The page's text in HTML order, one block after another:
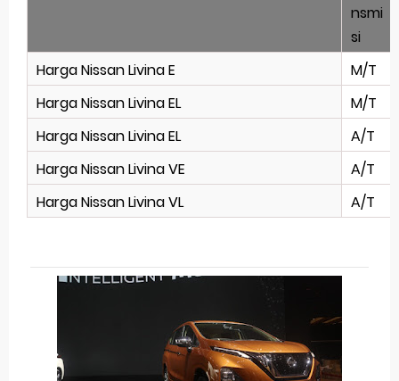
nsmi
si
Harga Nissan Livina E
M/T
Harga Nissan Livina EL
M/T
Harga Nissan Livina EL
A/T
Harga Nissan Livina VE
A/T
Harga Nissan Livina VL
A/T